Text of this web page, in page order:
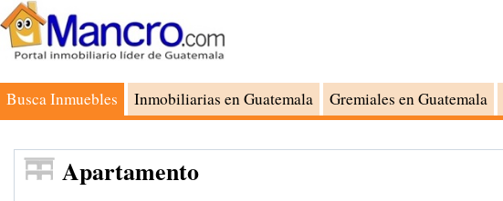
Busca Inmuebles Inmobiliarias en Guatemala Gremiales en Guatemala
Apartamento